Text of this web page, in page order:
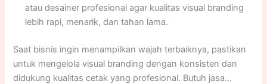
atau desainer profesional agar kualitas visual branding
lebih rapi, menarik, dan tahan lama.
Saat bisnis ingin menampilkan wajah terbaiknya, pastikan
untuk mengelola visual branding dengan konsisten dan
didukung kualitas cetak yang profesional. Butuh jasa